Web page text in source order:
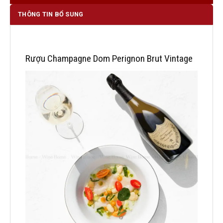
THÔNG TIN BỔ SUNG
Rượu Champagne Dom Perignon Brut Vintage